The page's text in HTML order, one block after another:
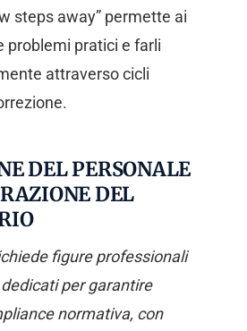
steps away” permette ai
problemi pratici e farli
attraverso cicli
DEL PERSONALE
DEL
figure professionali
per garantire
normativa, con